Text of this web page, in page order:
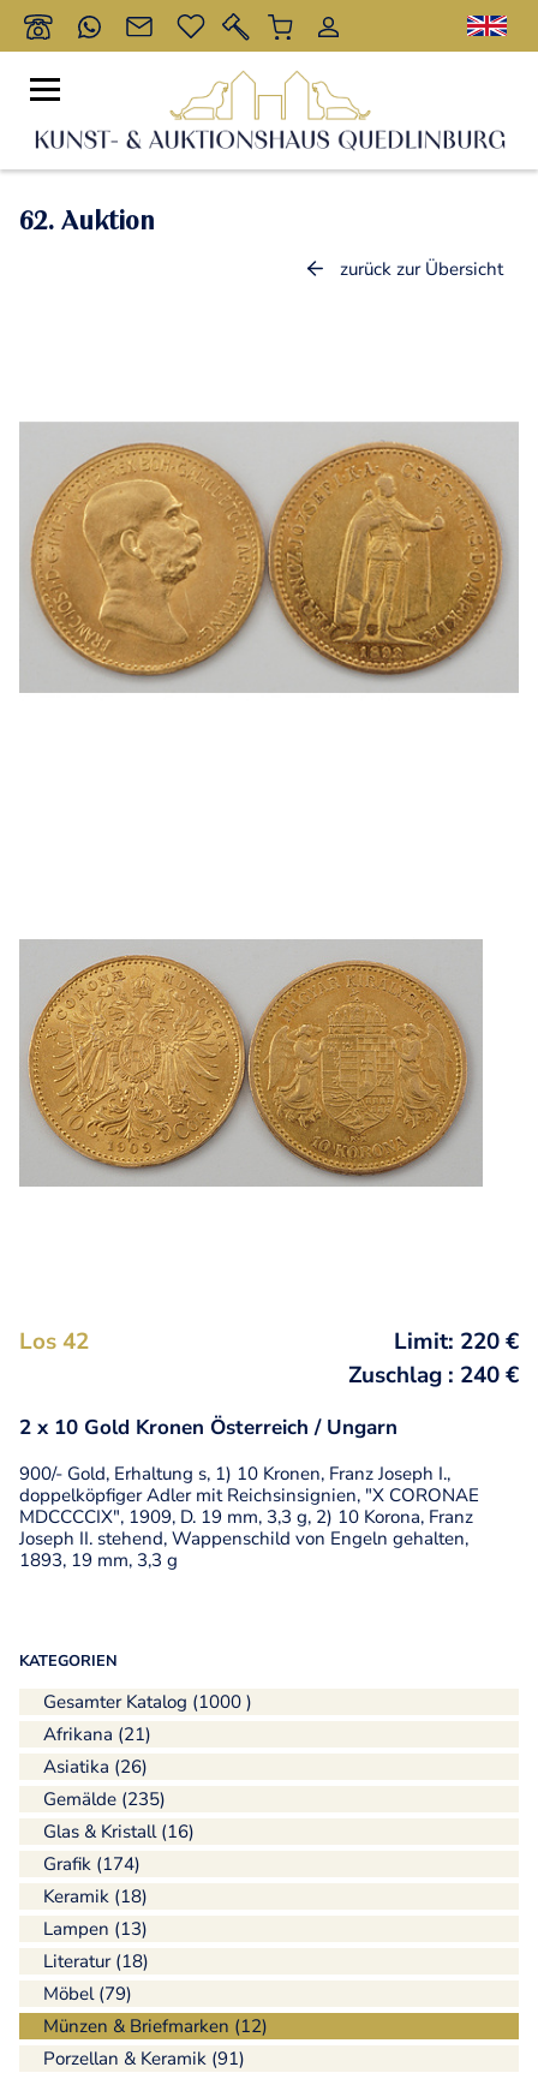
62. Auktion
KATEGORIEN
Gesamter Katalog (1000 )
Afrikana (21)
Asiatika (26)
Gemälde (235)
Glas & Kristall (16)
Grafik (174)
Keramik (18)
Lampen (13)
Literatur (18)
Möbel (79)
Münzen & Briefmarken (12)
Porzellan & Keramik (91)
zurück zur Übersicht
Los 42
Limit: 220 €
Zuschlag : 240 €
2 x 10 Gold Kronen Österreich / Ungarn
900/- Gold, Erhaltung s, 1) 10 Kronen, Franz Joseph I.,
doppelköpfiger Adler mit Reichsinsignien, "X CORONAE
MDCCCCIX", 1909, D. 19 mm, 3,3 g, 2) 10 Korona, Franz
Joseph II. stehend, Wappenschild von Engeln gehalten,
1893, 19 mm, 3,3 g